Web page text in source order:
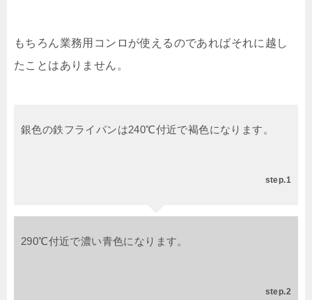
もちろん業務用コンロが使えるのであればそれに越し
たことはありません。
銀色の鉄フライパンは240℃付近で褐色になります。
step.1
290℃付近で濃い青色になります。
step.2